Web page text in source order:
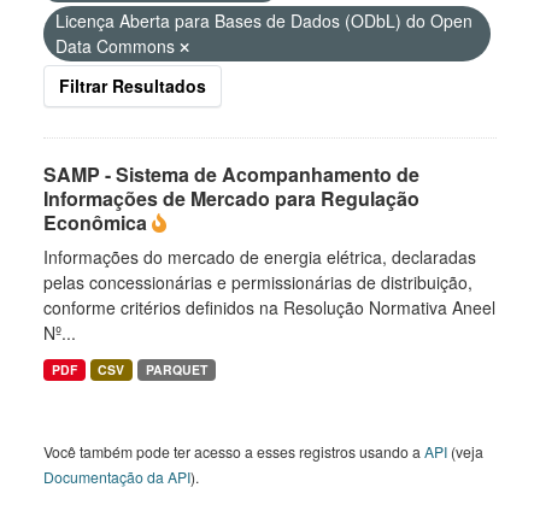
Licença Aberta para Bases de Dados (ODbL) do Open
Data Commons
Filtrar Resultados
SAMP - Sistema de Acompanhamento de
Informações de Mercado para Regulação
Econômica
Informações do mercado de energia elétrica, declaradas
pelas concessionárias e permissionárias de distribuição,
conforme critérios definidos na Resolução Normativa Aneel
Nº...
PDF CSV PARQUET
Você também pode ter acesso a esses registros usando a API (veja
Documentação da API).